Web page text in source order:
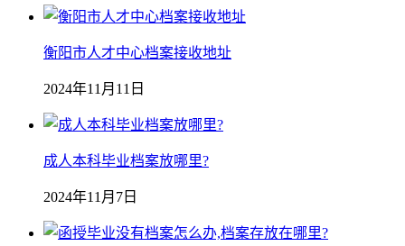
衡阳市人才中心档案接收地址
2024年11月11日
成人本科毕业档案放哪里?
2024年11月7日